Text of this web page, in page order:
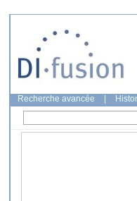
Recherche avancée